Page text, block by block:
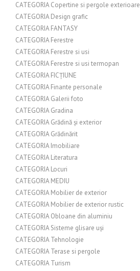
CATEGORIA Copertine si pergole exterioare
CATEGORIA Design grafic
CATEGORIA FANTASY
CATEGORIA Ferestre
CATEGORIA Ferestre si usi
CATEGORIA Ferestre si usi termopan
CATEGORIA FICȚIUNE
CATEGORIA Finante personale
CATEGORIA Galerii foto
CATEGORIA Gradina
CATEGORIA Grădină și exterior
CATEGORIA Grădinărit
CATEGORIA Imobiliare
CATEGORIA Literatura
CATEGORIA Locuri
CATEGORIA MEDIU
CATEGORIA Mobilier de exterior
CATEGORIA Mobilier de exterior rustic
CATEGORIA Obloane din aluminiu
CATEGORIA Sisteme glisare uși
CATEGORIA Tehnologie
CATEGORIA Terase si pergole
CATEGORIA Turism